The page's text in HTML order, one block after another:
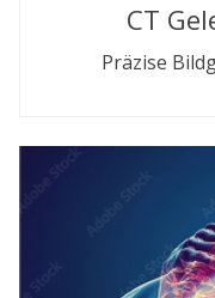
CT
Präzise